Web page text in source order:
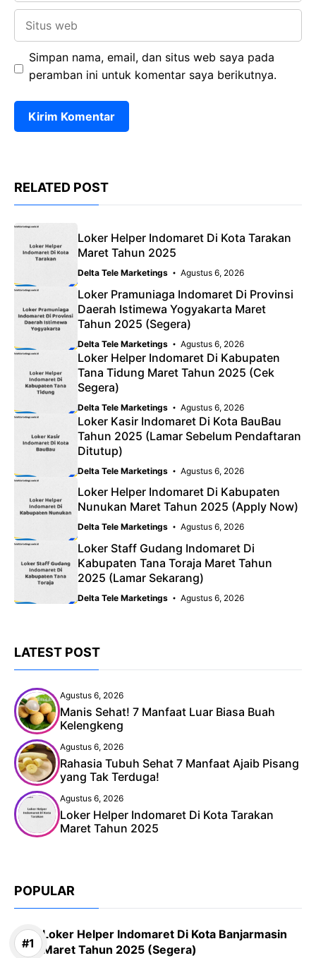
Simpan nama, email, dan situs web saya pada
peramban ini untuk komentar saya berikutnya.
RELATED POST
Loker Helper Indomaret Di Kota Tarakan
Maret Tahun 2025
Delta Tele Marketings Agustus 6, 2026
Loker Pramuniaga Indomaret Di Provinsi
Daerah Istimewa Yogyakarta Maret
Tahun 2025 (Segera)
Delta Tele Marketings Agustus 6, 2026
Loker Helper Indomaret Di Kabupaten
Tana Tidung Maret Tahun 2025 (Cek
Segera)
Delta Tele Marketings Agustus 6, 2026
Loker Kasir Indomaret Di Kota BauBau
Tahun 2025 (Lamar Sebelum Pendaftaran
Ditutup)
Delta Tele Marketings Agustus 6, 2026
Loker Helper Indomaret Di Kabupaten
Nunukan Maret Tahun 2025 (Apply Now)
Delta Tele Marketings Agustus 6, 2026
Loker Staff Gudang Indomaret Di
Kabupaten Tana Toraja Maret Tahun
2025 (Lamar Sekarang)
Delta Tele Marketings Agustus 6, 2026
LATEST POST
Agustus 6, 2026
Manis Sehat! 7 Manfaat Luar Biasa Buah
Kelengkeng
Agustus 6, 2026
Rahasia Tubuh Sehat 7 Manfaat Ajaib Pisang
yang Tak Terduga!
Agustus 6, 2026
Loker Helper Indomaret Di Kota Tarakan
Maret Tahun 2025
POPULAR
Loker Helper Indomaret Di Kota Banjarmasin
Maret Tahun 2025 (Segera)